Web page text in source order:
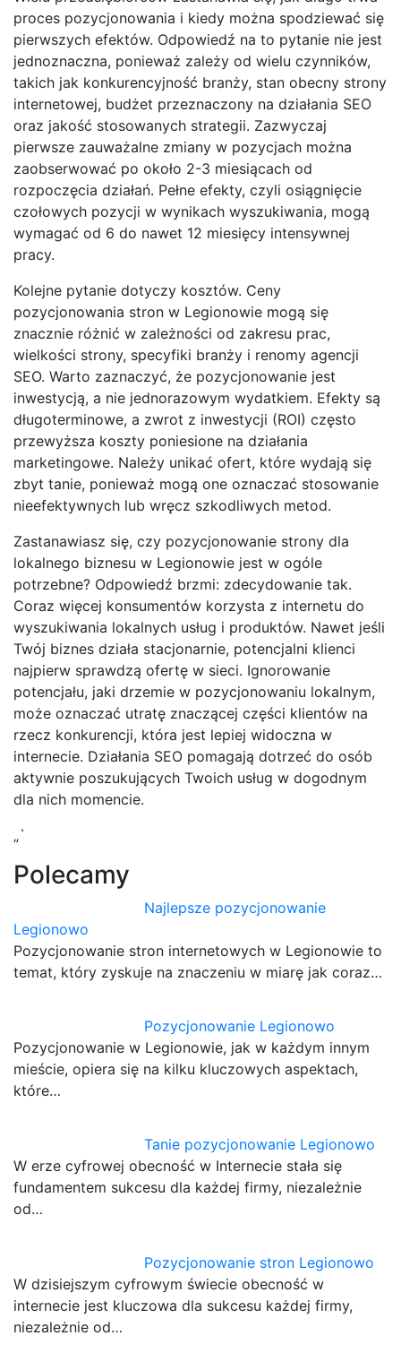
proces pozycjonowania i kiedy można spodziewać się
pierwszych efektów. Odpowiedź na to pytanie nie jest
jednoznaczna, ponieważ zależy od wielu czynników,
takich jak konkurencyjność branży, stan obecny strony
internetowej, budżet przeznaczony na działania SEO
oraz jakość stosowanych strategii. Zazwyczaj
pierwsze zauważalne zmiany w pozycjach można
zaobserwować po około 2-3 miesiącach od
rozpoczęcia działań. Pełne efekty, czyli osiągnięcie
czołowych pozycji w wynikach wyszukiwania, mogą
wymagać od 6 do nawet 12 miesięcy intensywnej
pracy.
Kolejne pytanie dotyczy kosztów. Ceny
pozycjonowania stron w Legionowie mogą się
znacznie różnić w zależności od zakresu prac,
wielkości strony, specyfiki branży i renomy agencji
SEO. Warto zaznaczyć, że pozycjonowanie jest
inwestycją, a nie jednorazowym wydatkiem. Efekty są
długoterminowe, a zwrot z inwestycji (ROI) często
przewyższa koszty poniesione na działania
marketingowe. Należy unikać ofert, które wydają się
zbyt tanie, ponieważ mogą one oznaczać stosowanie
nieefektywnych lub wręcz szkodliwych metod.
Zastanawiasz się, czy pozycjonowanie strony dla
lokalnego biznesu w Legionowie jest w ogóle
potrzebne? Odpowiedź brzmi: zdecydowanie tak.
Coraz więcej konsumentów korzysta z internetu do
wyszukiwania lokalnych usług i produktów. Nawet jeśli
Twój biznes działa stacjonarnie, potencjalni klienci
najpierw sprawdzą ofertę w sieci. Ignorowanie
potencjału, jaki drzemie w pozycjonowaniu lokalnym,
może oznaczać utratę znaczącej części klientów na
rzecz konkurencji, która jest lepiej widoczna w
internecie. Działania SEO pomagają dotrzeć do osób
aktywnie poszukujących Twoich usług w dogodnym
dla nich momencie.
„`
Polecamy
Najlepsze pozycjonowanie
Legionowo
Pozycjonowanie stron internetowych w Legionowie to
temat, który zyskuje na znaczeniu w miarę jak coraz…
Pozycjonowanie Legionowo
Pozycjonowanie w Legionowie, jak w każdym innym
mieście, opiera się na kilku kluczowych aspektach,
które…
Tanie pozycjonowanie Legionowo
W erze cyfrowej obecność w Internecie stała się
fundamentem sukcesu dla każdej firmy, niezależnie
od…
Pozycjonowanie stron Legionowo
W dzisiejszym cyfrowym świecie obecność w
internecie jest kluczowa dla sukcesu każdej firmy,
niezależnie od…